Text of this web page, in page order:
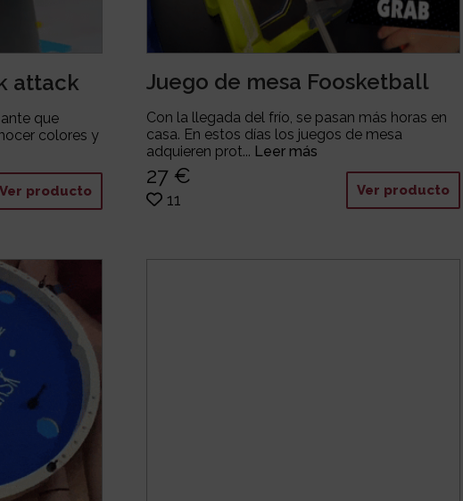
attack
que
colores y
Ver producto
Juego de mesa Foosketball
Con la llegada del frío, se pasan más horas en
casa. En estos días los juegos de mesa
adquieren prot... Leer más
27 €
11 Ver producto